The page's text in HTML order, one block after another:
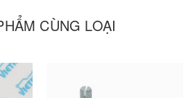
CÙNG LOẠI